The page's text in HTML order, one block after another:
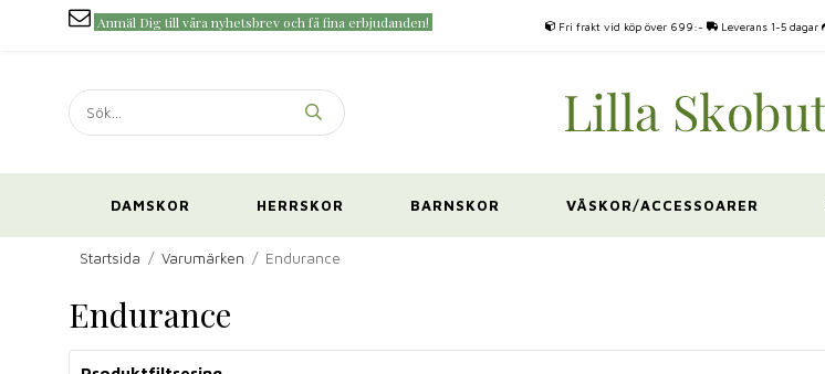
Anmäl Dig till våra nyhetsbrev och få fina erbjudanden! Fri frakt vid köp över 699:- Leverans 1-5 dagar
DAMSKOR HERRSKOR BARNSKOR VÄSKOR/ACCESSOARER
Startsida / Varumärken / Endurance
Endurance